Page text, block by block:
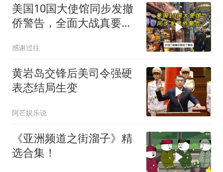
美国10国大使馆同步发撤
侨警告，全面大战真要来
感谢过往
黄岩岛交锋后美司令强硬
表态结局生变
阿芒娱乐说
《亚洲频道之街溜子》精
选合集！